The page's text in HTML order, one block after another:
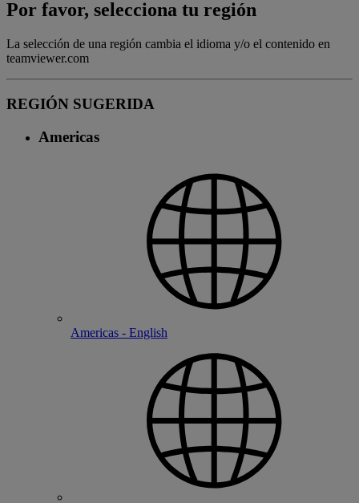
Por favor, selecciona tu región
La selección de una región cambia el idioma y/o el contenido en
teamviewer.com
REGIÓN SUGERIDA
Americas
Americas - English